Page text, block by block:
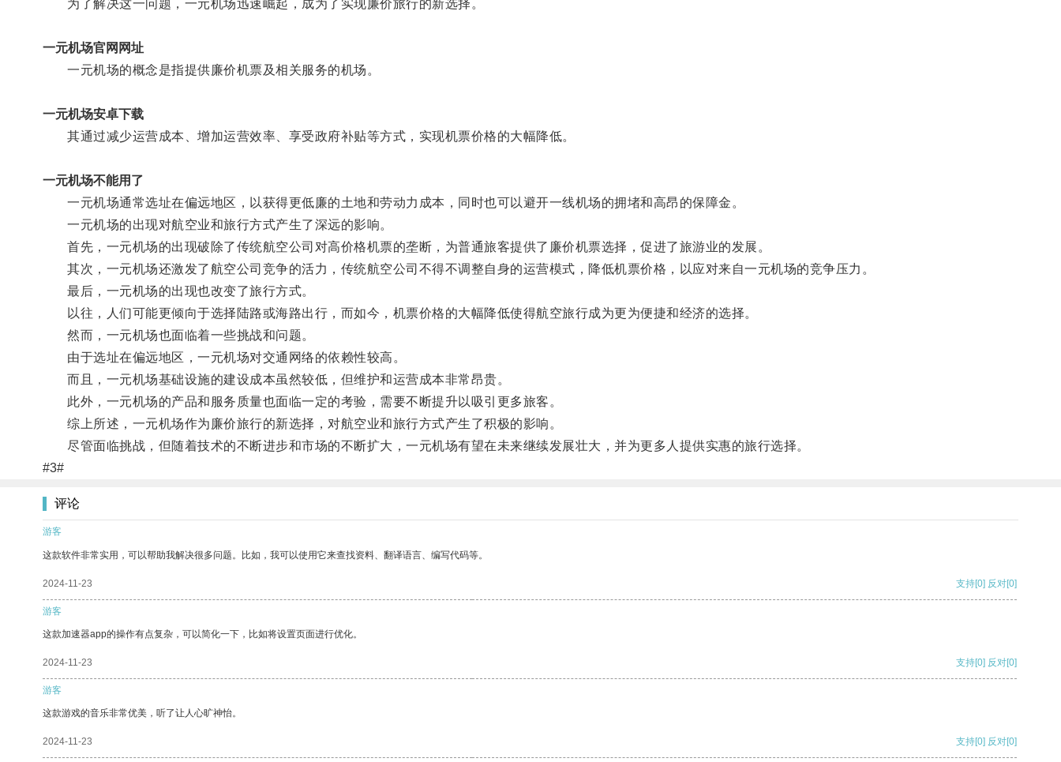
为了解决这一问题，一元机场迅速崛起，成为了实现廉价旅行的新选择。
一元机场官网网址
一元机场的概念是指提供廉价机票及相关服务的机场。
一元机场安卓下载
其通过减少运营成本、增加运营效率、享受政府补贴等方式，实现机票价格的大幅降低。
一元机场不能用了
一元机场通常选址在偏远地区，以获得更低廉的土地和劳动力成本，同时也可以避开一线机场的拥堵和高昂的保障金。
一元机场的出现对航空业和旅行方式产生了深远的影响。
首先，一元机场的出现破除了传统航空公司对高价格机票的垄断，为普通旅客提供了廉价机票选择，促进了旅游业的发展。
其次，一元机场还激发了航空公司竞争的活力，传统航空公司不得不调整自身的运营模式，降低机票价格，以应对来自一元机场的竞争压力。
最后，一元机场的出现也改变了旅行方式。
以往，人们可能更倾向于选择陆路或海路出行，而如今，机票价格的大幅降低使得航空旅行成为更为便捷和经济的选择。
然而，一元机场也面临着一些挑战和问题。
由于选址在偏远地区，一元机场对交通网络的依赖性较高。
而且，一元机场基础设施的建设成本虽然较低，但维护和运营成本非常昂贵。
此外，一元机场的产品和服务质量也面临一定的考验，需要不断提升以吸引更多旅客。
综上所述，一元机场作为廉价旅行的新选择，对航空业和旅行方式产生了积极的影响。
尽管面临挑战，但随着技术的不断进步和市场的不断扩大，一元机场有望在未来继续发展壮大，并为更多人提供实惠的旅行选择。
#3#
评论
游客
这款软件非常实用，可以帮助我解决很多问题。比如，我可以使用它来查找资料、翻译语言、编写代码等。
2024-11-23 支持[0] 反对[0]
游客
这款加速器app的操作有点复杂，可以简化一下，比如将设置页面进行优化。
2024-11-23 支持[0] 反对[0]
游客
这款游戏的音乐非常优美，听了让人心旷神怡。
2024-11-23 支持[0] 反对[0]